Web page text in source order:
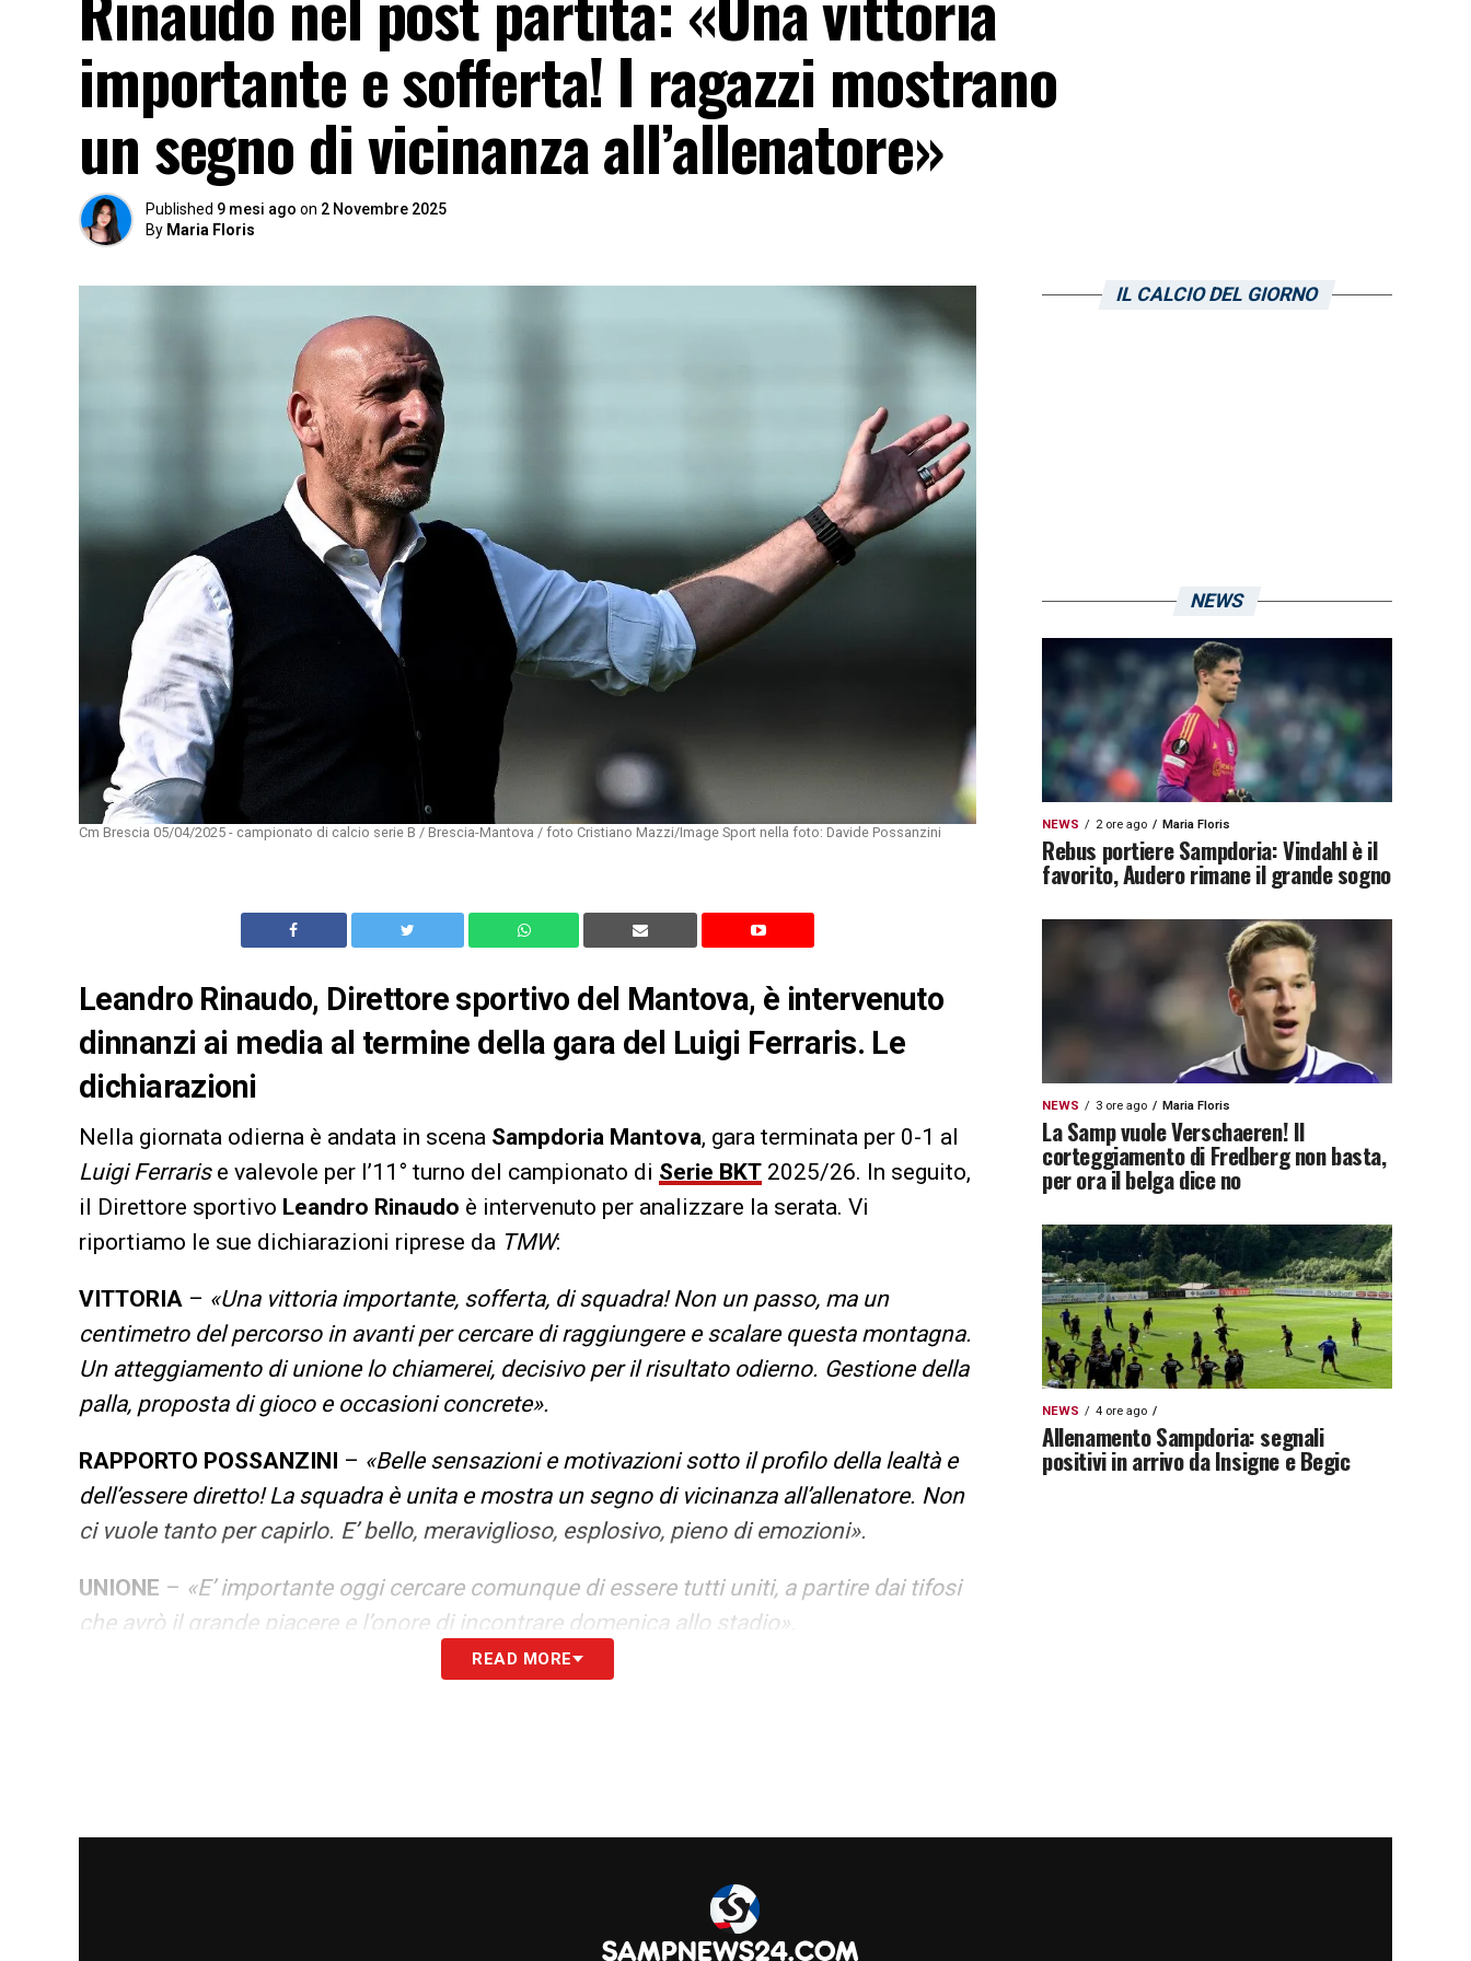
importante e sofferta! I ragazzi mostrano
un segno di vicinanza all’allenatore»
Published 9 mesi ago on 2 Novembre 2025
By Maria Floris
Cm Brescia 05/04/2025 - campionato di calcio serie B / Brescia-Mantova / foto Cristiano Mazzi/Image Sport nella foto: Davide Possanzini
Leandro Rinaudo, Direttore sportivo del Mantova, è intervenuto
dinnanzi ai media al termine della gara del Luigi Ferraris. Le
dichiarazioni
Nella giornata odierna è andata in scena Sampdoria Mantova, gara terminata per 0-1 al
Luigi Ferraris e valevole per l’11° turno del campionato di Serie BKT 2025/26. In seguito,
il Direttore sportivo Leandro Rinaudo è intervenuto per analizzare la serata. Vi
riportiamo le sue dichiarazioni riprese da TMW:
VITTORIA – «Una vittoria importante, sofferta, di squadra! Non un passo, ma un
centimetro del percorso in avanti per cercare di raggiungere e scalare questa montagna.
Un atteggiamento di unione lo chiamerei, decisivo per il risultato odierno. Gestione della
palla, proposta di gioco e occasioni concrete».
RAPPORTO POSSANZINI – «Belle sensazioni e motivazioni sotto il profilo della lealtà e
dell’essere diretto! La squadra è unita e mostra un segno di vicinanza all’allenatore. Non
ci vuole tanto per capirlo. E’ bello, meraviglioso, esplosivo, pieno di emozioni».
UNIONE – «E’ importante oggi cercare comunque di essere tutti uniti, a partire dai tifosi
che avrò il grande piacere e l’onore di incontrare domenica allo stadio».
«Questo inizio di campionato non è stato semplice e la parte psicologica
I VOTI EMERSI DAL MATCH ODIERNO
READ MORE
IL CALCIO DEL GIORNO
NEWS
NEWS 2 ore ago Maria Floris
Rebus portiere Sampdoria: Vindahl è il
favorito, Audero rimane il grande sogno
NEWS 3 ore ago Maria Floris
La Samp vuole Verschaeren! Il
corteggiamento di Fredberg non basta,
per ora il belga dice no
NEWS 4 ore ago
Allenamento Sampdoria: segnali
positivi in arrivo da Insigne e Begic